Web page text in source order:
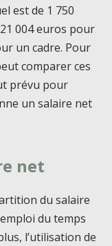
est de 1 750
004 euros pour
un cadre. Pour
comparer ces
prévu pour
un salaire net
net
du salaire
du temps
l’utilisation de